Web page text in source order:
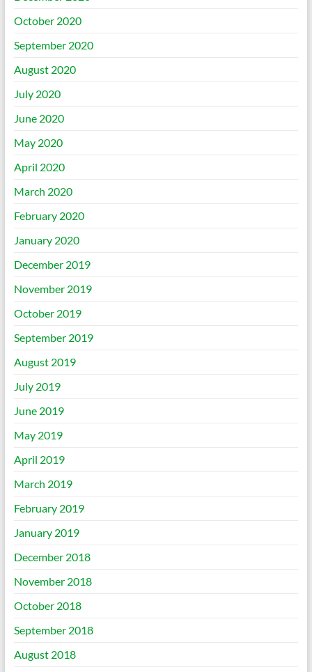
October 2020
September 2020
August 2020
July 2020
June 2020
May 2020
April 2020
March 2020
February 2020
January 2020
December 2019
November 2019
October 2019
September 2019
August 2019
July 2019
June 2019
May 2019
April 2019
March 2019
February 2019
January 2019
December 2018
November 2018
October 2018
September 2018
August 2018